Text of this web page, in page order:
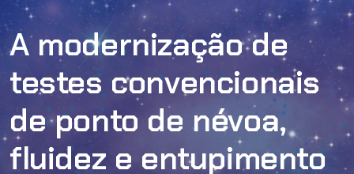
A modernização de
testes convencionais
de ponto de névoa,
fluidez e entupimento